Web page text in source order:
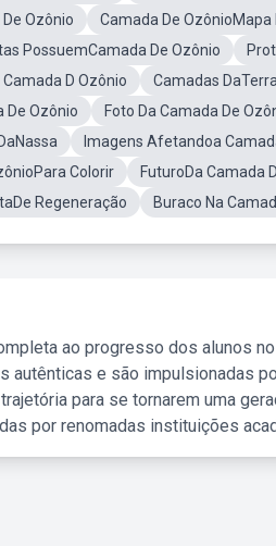
Ozônio
Camada De OzônioMapa
PossuemCamada De Ozônio
D Ozônio Camadas DaTerra
De Ozônio
Foto Da Camada De
Imagens Afetandoa
Colorir FuturoDa Camada
Regeneração Buraco Na
ao progresso dos alunos
autênticas e são impulsionadas
para se tornarem uma
por renomadas instituições